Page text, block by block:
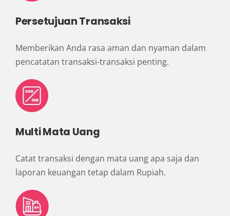
Persetujuan Transaksi
Memberikan Anda rasa aman dan nyaman dalam
pencatatan transaksi-transaksi penting.
Multi Mata Uang
Catat transaksi dengan mata uang apa saja dan
laporan keuangan tetap dalam Rupiah.